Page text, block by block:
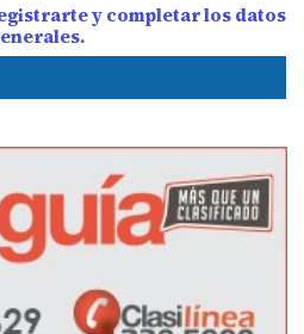
y completar los datos